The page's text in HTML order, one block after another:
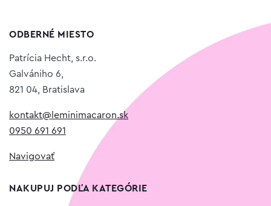
ODBERNÉ MIESTO
Patrícia Hecht, s.r.o.
Galvániho 6,
821 04, Bratislava
kontakt@leminimacaron.sk
0950 691 691
Navigovať
NAKUPUJ PODĽA KATEGÓRIE